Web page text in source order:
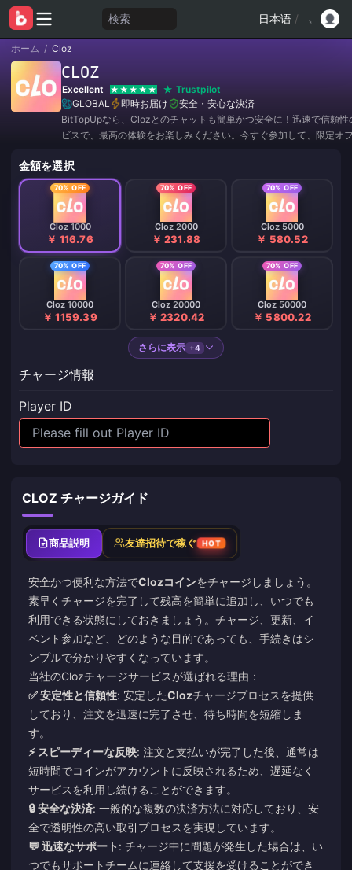
検索 日本语 /
ホーム / Cloz
CLOZ
Excellent
Trustpilot
GLOBAL
即時お届け
安全・安心な決済
BitTopUpなら、Clozとのチャットも簡単かつ安全に！迅速で信頼性
ビスで、最高の体験をお楽しみください。今すぐ参加して、限定オ
金額を選択
70% OFF
Cloz 1000
￥ 116.76
70% OFF
Cloz 2000
￥ 231.88
70% OFF
Cloz 5000
￥ 580.52
70% OFF
Cloz 10000
￥ 1159.39
70% OFF
Cloz 20000
￥ 2320.42
70% OFF
Cloz 50000
￥ 5800.22
さらに表示 +4
チャージ情報
Player ID
CLOZ チャージガイド
商品説明 友達招待で稼ぐ HOT
安全かつ便利な方法でClozコインをチャージしましょう。
素早くチャージを完了して残高を簡単に追加し、いつでも
利用できる状態にしておきましょう。チャージ、更新、イ
ベント参加など、どのような目的であっても、手続きはシ
ンプルで分かりやすくなっています。
当社のClozチャージサービスが選ばれる理由：
✅ 安定性と信頼性: 安定したClozチャージプロセスを提供
しており、注文を迅速に完了させ、待ち時間を短縮しま
す。
⚡ スピーディーな反映: 注文と支払いが完了した後、通常は
短時間でコインがアカウントに反映されるため、遅延なく
サービスを利用し続けることができます。
🔒 安全な決済: 一般的な複数の決済方法に対応しており、安
全で透明性の高い取引プロセスを実現しています。
💬 迅速なサポート : チャージ中に問題が発生した場合は、い
つでもサポートチームに連絡して支援を受けることができ